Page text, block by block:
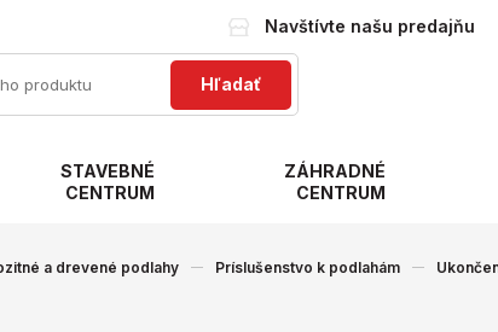
Navštívte našu predajňu
Hľadať
STAVEBNÉ
CENTRUM
ZÁHRADNÉ
CENTRUM
a drevené podlahy Príslušenstvo k podlahám